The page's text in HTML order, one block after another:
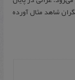
شاهد مثال آورده